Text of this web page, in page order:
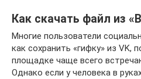
Как скачать файл из
Многие пользователи
как сохранить «гифку» из VK,
площадке чаще всего
Однако если у человека в